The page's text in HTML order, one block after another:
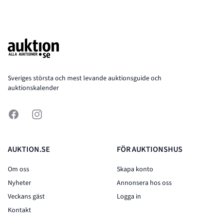
Sveriges största och mest levande auktionsguide och
auktionskalender
FacebookInstagram
AUKTION.SE
Om oss
Nyheter
Veckans gäst
Kontakt
FÖR AUKTIONSHUS
Skapa konto
Annonsera hos oss
Logga in